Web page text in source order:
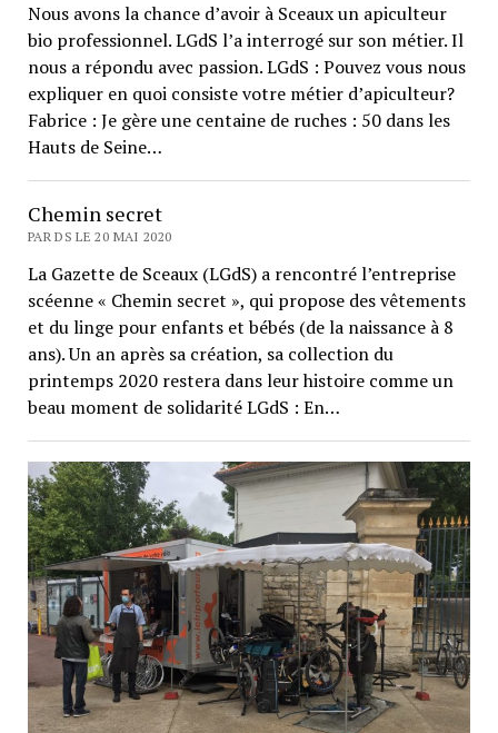
Nous avons la chance d’avoir à Sceaux un apiculteur
bio professionnel. LGdS l’a interrogé sur son métier. Il
nous a répondu avec passion. LGdS : Pouvez vous nous
expliquer en quoi consiste votre métier d’apiculteur?
Fabrice : Je gère une centaine de ruches : 50 dans les
Hauts de Seine…
Chemin secret
PAR DS LE 20 MAI 2020
La Gazette de Sceaux (LGdS) a rencontré l’entreprise
scéenne « Chemin secret », qui propose des vêtements
et du linge pour enfants et bébés (de la naissance à 8
ans). Un an après sa création, sa collection du
printemps 2020 restera dans leur histoire comme un
beau moment de solidarité LGdS : En…